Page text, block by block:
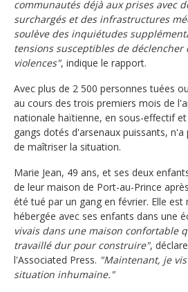
communautés déjà aux prises avec
surchargés et des infrastructures
soulève des inquiétudes
tensions susceptibles de déclencher
violences", indique le rapport.
Avec plus de 2 500 personnes tuées
au cours des trois premiers mois de
nationale haïtienne, en sous-effectif
gangs dotés d'arsenaux puissants,
de maîtriser la situation.
Marie Jean, 49 ans, et ses deux
de leur maison de Port-au-Prince
été tué par un gang en février. Elle est
hébergée avec ses enfants dans une
vivais dans une maison confortable
travaillé dur pour construire",
l'Associated Press. "Maintenant, je
situation inhumaine."